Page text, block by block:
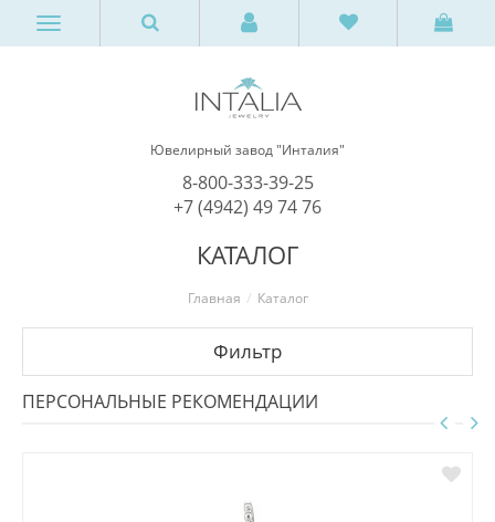
Ювелирный завод "Инталия"
8-800-333-39-25
+7 (4942) 49 74 76
КАТАЛОГ
Главная Каталог
Фильтр
ПЕРСОНАЛЬНЫЕ РЕКОМЕНДАЦИИ